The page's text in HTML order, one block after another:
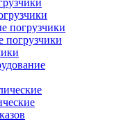
погрузчики
погрузчики